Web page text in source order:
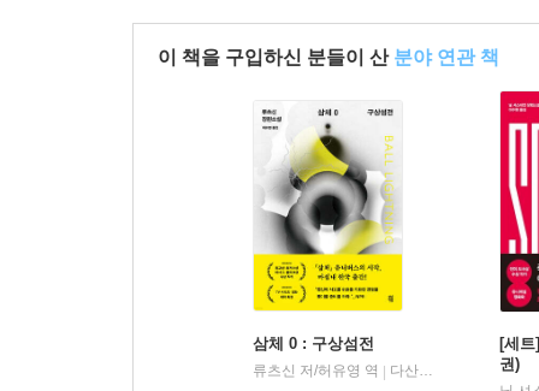
이 책을 구입하신 분들이 산 분야 연관 책
삼체 0 : 구상섬전
류츠신 저/허유영 역 | 다산책방
[세트
권)